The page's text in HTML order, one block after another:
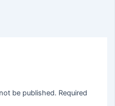
be published. Required